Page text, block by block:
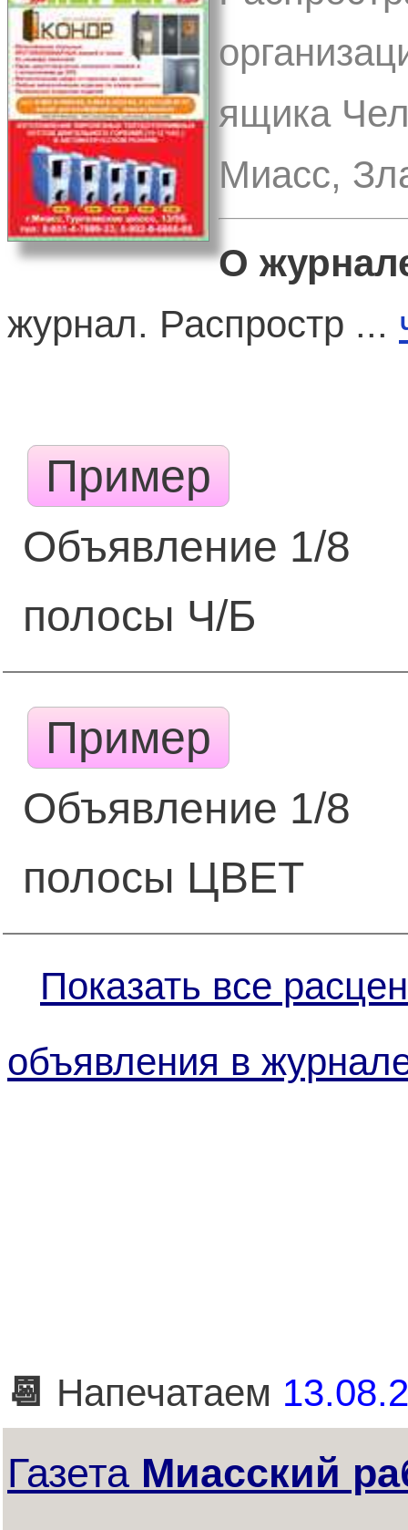
ящика
Миасс,
О
журнал. Распростр ...
Пример
Объявление 1/8
полосы Ч/Б
Пример
Объявление 1/8
полосы ЦВЕТ
Показать все
объявления в
📆 Напечатаем
Газета Миасский